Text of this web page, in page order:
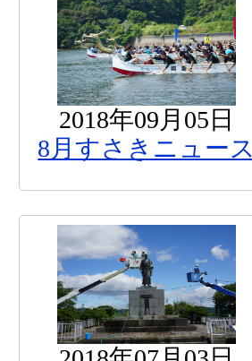
2018年09月05日
8月すさきニュース